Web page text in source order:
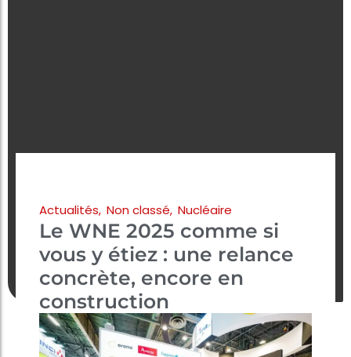
Actualités, Non classé, Nucléaire
Le WNE 2025 comme si
vous y étiez : une relance
concrète, encore en
construction